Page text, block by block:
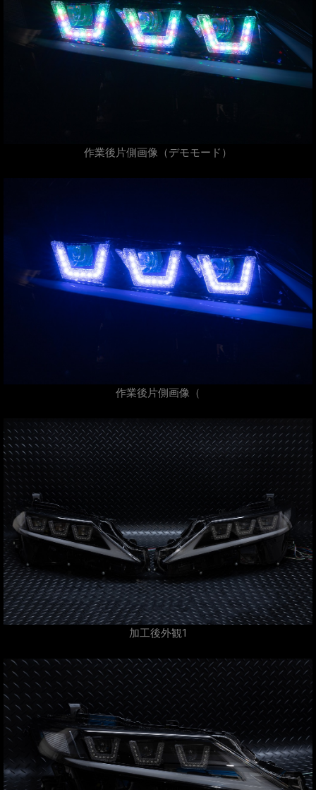
作業後片側画像（デモモード）
作業後片側画像（
加工後外観1